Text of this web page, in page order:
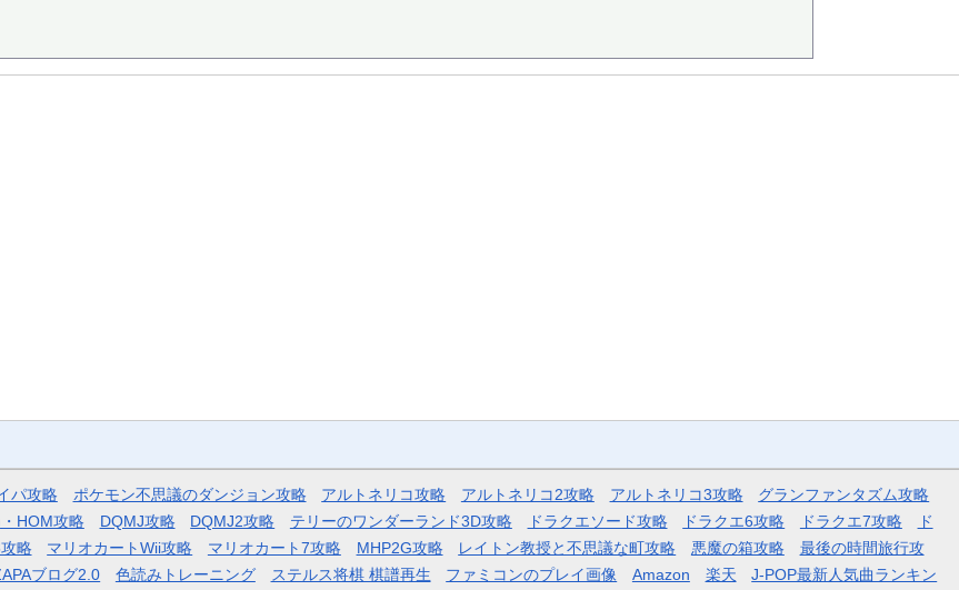
パ攻略 ポケモン不思議のダンジョン攻略 アルトネリコ攻略 アルトネリコ2攻略 アルトネリコ3攻略
グランファンタズム攻略
HOM攻略 DQMJ攻略 DQMJ2攻略 テリーのワンダーランド3D攻略 ドラクエソード攻略 ドラクエ6攻略 ドラクエ7攻略
ド
略 マリオカートWii攻略 マリオカート7攻略 MHP2G攻略 レイトン教授と不思議な町攻略 悪魔の箱攻略
最後の時間旅行攻
ブログ2.0 色読みトレーニング ステルス将棋 棋譜再生 ファミコンのプレイ画像 Amazon 楽天 J-POP最新人気曲ランキン